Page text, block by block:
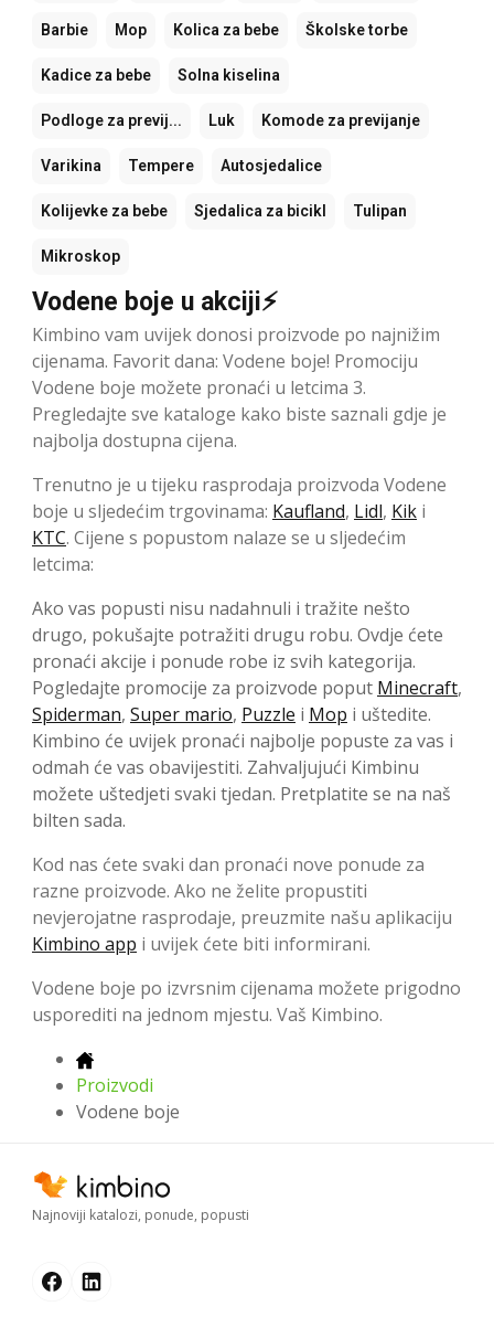
Barbie Mop Kolica za bebe Školske torbe
Kadice za bebe Solna kiselina
Podloge za previj... Luk Komode za previjanje
Varikina Tempere Autosjedalice
Kolijevke za bebe Sjedalica za bicikl Tulipan
Mikroskop
Vodene boje u akciji⚡
Kimbino vam uvijek donosi proizvode po najnižim
cijenama. Favorit dana: Vodene boje! Promociju
Vodene boje možete pronaći u letcima 3.
Pregledajte sve kataloge kako biste saznali gdje je
najbolja dostupna cijena.
Trenutno je u tijeku rasprodaja proizvoda Vodene
boje u sljedećim trgovinama: Kaufland, Lidl, Kik i
KTC. Cijene s popustom nalaze se u sljedećim
letcima:
Ako vas popusti nisu nadahnuli i tražite nešto
drugo, pokušajte potražiti drugu robu. Ovdje ćete
pronaći akcije i ponude robe iz svih kategorija.
Pogledajte promocije za proizvode poput Minecraft,
Spiderman, Super mario, Puzzle i Mop i uštedite.
Kimbino će uvijek pronaći najbolje popuste za vas i
odmah će vas obavijestiti. Zahvaljujući Kimbinu
možete uštedjeti svaki tjedan. Pretplatite se na naš
bilten sada.
Kod nas ćete svaki dan pronaći nove ponude za
razne proizvode. Ako ne želite propustiti
nevjerojatne rasprodaje, preuzmite našu aplikaciju
Kimbino app i uvijek ćete biti informirani.
Vodene boje po izvrsnim cijenama možete prigodno
usporediti na jednom mjestu. Vaš Kimbino.
Proizvodi
Vodene boje
Najnoviji katalozi, ponude, popusti